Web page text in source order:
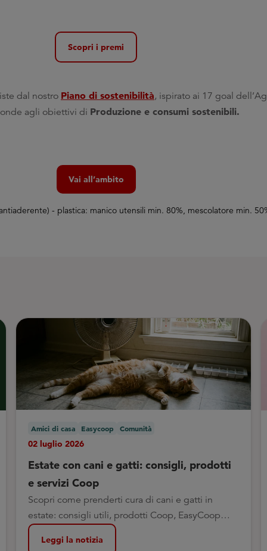
Scopri i premi
dal nostro Piano di sostenibilità, ispirato ai 17 goal
agli obiettivi di Produzione e consumi sostenibili.
Vai all’ambito
- plastica: manico utensili min. 80%, mescolatore min.
Amici di casa Easycoop Comunità
02 luglio 2026
Estate con cani e gatti: consigli, prodotti
e servizi Coop
Scopri come prenderti cura di cani e gatti in
estate: consigli utili, prodotti Coop, EasyCoop
PetStore e la possibilità di fare la spesa insieme al
tuo cane
Leggi la notizia